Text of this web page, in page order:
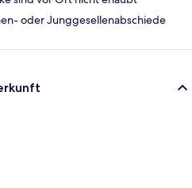
oder Junggesellenabschiede